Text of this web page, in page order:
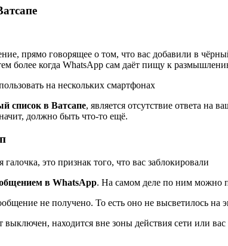
прямо говорящее о том, что вас добавили в
более когда WhatsApp сам даёт пищу к
на нескольких смартфонах
список в Ватсапе, является отсутствие ответа на
должно быть что-то ещё.
это признак того, что вас заблокировали
в WhatsApp. На самом деле по ним можно
не получено. То есть оно не высветилось на
находится вне зоны действия сети или вас